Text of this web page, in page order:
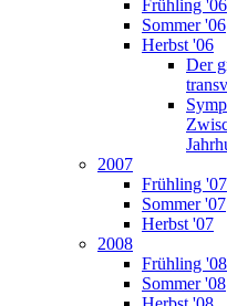
Frühling '06
Sommer '06
Herbst '06
Der
2007
Frühling '07
Sommer '07
Herbst '07
2008
Frühling '08
Sommer '08